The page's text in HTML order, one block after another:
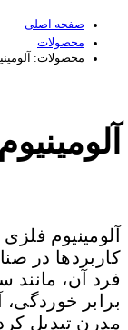
صفحه اصلی
محصولات
محصولات:
آلومینیوم
کاربردها در
فرد آن،
برابر
مدرن تبدیل